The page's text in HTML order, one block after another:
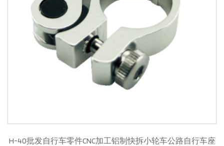
H-40批发自行车零件CNC加工铝制快拆小轮车公路自行车座